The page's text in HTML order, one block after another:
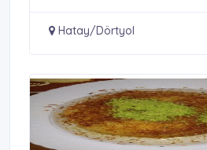
Hatay/Dörtyol